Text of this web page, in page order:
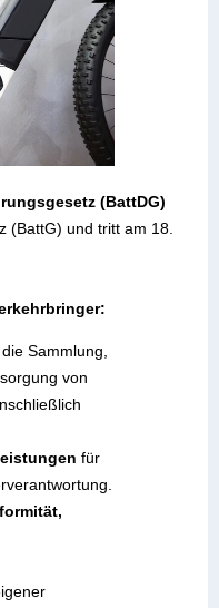
(BattDG)
(BattG) und tritt am 18.
Sammlung,
von
für